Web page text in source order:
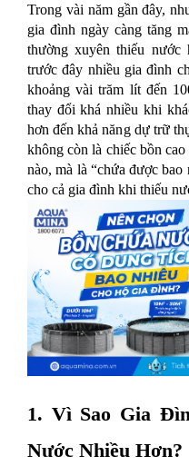
Trong vài năm gần đây,
gia đình ngày càng tăng
thường xuyên thiếu nước
trước đây nhiều gia đình
khoảng vài trăm lít đến
thay đổi khá nhiều khi
hơn đến khả năng dự trữ
không còn là chiếc bồn
nào, mà là “chứa được
cho cả gia đình khi thiếu
1. Vì Sao Gia
Nước Nhiều Hơn?